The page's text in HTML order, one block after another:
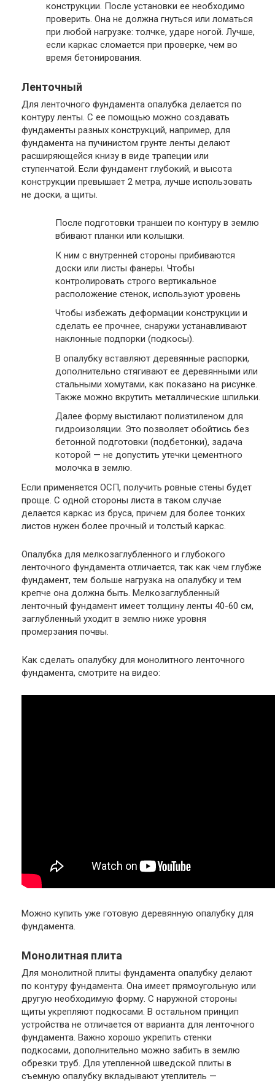
конструкции. После установки ее необходимо
проверить. Она не должна гнуться или ломаться
при любой нагрузке: толчке, ударе ногой. Лучше,
если каркас сломается при проверке, чем во
время бетонирования.
Ленточный
Для ленточного фундамента опалубка делается по
контуру ленты. С ее помощью можно создавать
фундаменты разных конструкций, например, для
фундамента на пучинистом грунте ленты делают
расширяющейся книзу в виде трапеции или
ступенчатой. Если фундамент глубокий, и высота
конструкции превышает 2 метра, лучше использовать
не доски, а щиты.
После подготовки траншеи по контуру в землю
вбивают планки или колышки.
К ним с внутренней стороны прибиваются
доски или листы фанеры. Чтобы
контролировать строго вертикальное
расположение стенок, используют уровень
Чтобы избежать деформации конструкции и
сделать ее прочнее, снаружи устанавливают
наклонные подпорки (подкосы).
В опалубку вставляют деревянные распорки,
дополнительно стягивают ее деревянными или
стальными хомутами, как показано на рисунке.
Также можно вкрутить металлические шпильки.
Далее форму выстилают полиэтиленом для
гидроизоляции. Это позволяет обойтись без
бетонной подготовки (подбетонки), задача
которой — не допустить утечки цементного
молочка в землю.
Если применяется ОСП, получить ровные стены будет
проще. С одной стороны листа в таком случае
делается каркас из бруса, причем для более тонких
листов нужен более прочный и толстый каркас.
Опалубка для мелкозаглубленного и глубокого
ленточного фундамента отличается, так как чем глубже
фундамент, тем больше нагрузка на опалубку и тем
крепче она должна быть. Мелкозаглубленный
ленточный фундамент имеет толщину ленты 40-60 см,
заглубленный уходит в землю ниже уровня
промерзания почвы.
Как сделать опалубку для монолитного ленточного
фундамента, смотрите на видео:
Можно купить уже готовую деревянную опалубку для
фундамента.
Монолитная плита
Для монолитной плиты фундамента опалубку делают
по контуру фундамента. Она имеет прямоугольную или
другую необходимую форму. С наружной стороны
щиты укрепляют подкосами. В остальном принцип
устройства не отличается от варианта для ленточного
фундамента. Важно хорошо укрепить стенки
подкосами, дополнительно можно забить в землю
обрезки труб. Для утепленной шведской плиты в
съемную опалубку вкладывают утеплитель —